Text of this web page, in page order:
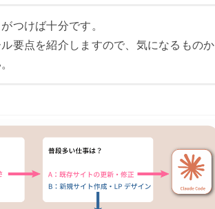
つけば十分です。
要点を紹介しますので、気になるものか